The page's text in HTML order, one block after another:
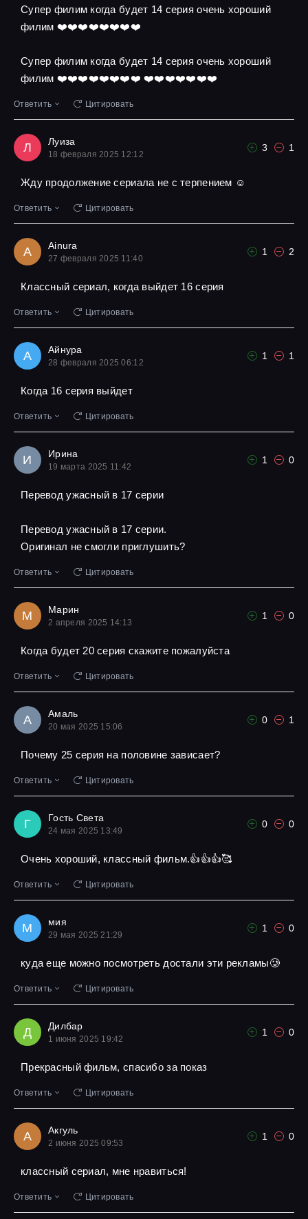
Супер филим когда будет 14 серия очень хороший
филим ❤️❤️❤️❤️❤️❤️❤️❤️
Супер филим когда будет 14 серия очень хороший
филим ❤️❤️❤️❤️❤️❤️❤️❤️ ❤️❤️❤️❤️❤️❤️❤️
Ответить Цитировать
Л Луиза
18 февраля 2025 12:12
3 1
Жду продолжение сериала не с терпением ☺
Ответить Цитировать
A Ainura
27 февраля 2025 11:40
1 2
Классный сериал, когда выйдет 16 серия
Ответить Цитировать
А Айнура
28 февраля 2025 06:12
1 1
Когда 16 серия выйдет
Ответить Цитировать
И Ирина
19 марта 2025 11:42
1 0
Перевод ужасный в 17 серии
Перевод ужасный в 17 серии.
Оригинал не смогли приглушить?
Ответить Цитировать
М Марин
2 апреля 2025 14:13
1 0
Когда будет 20 серия скажите пожалуйста
Ответить Цитировать
А Амаль
20 мая 2025 15:06
0 1
Почему 25 серия на половине зависает?
Ответить Цитировать
Г Гость Света
24 мая 2025 13:49
0 0
Очень хороший, классный фильм.👍👍👍🥰
Ответить Цитировать
М мия
29 мая 2025 21:29
1 0
куда еще можно посмотреть достали эти рекламы🥲
Ответить Цитировать
Д Дилбар
1 июня 2025 19:42
1 0
Прекрасный фильм, спасибо за показ
Ответить Цитировать
А Акгуль
2 июня 2025 09:53
1 0
классный сериал, мне нравиться!
Ответить Цитировать